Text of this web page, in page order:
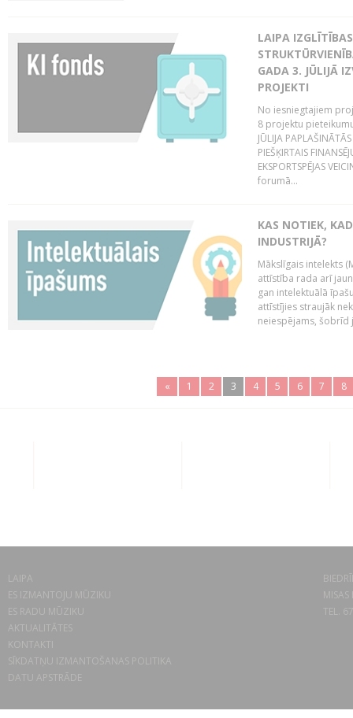
LAIPA
GADA 3. JŪLIJĀ
PROJEKTI
No iesniegtajiem
8 projektu
JŪLIJA
PIEŠĶIRTAIS
EKSPORTSPĒJAS
forumā...
KAS NOTIEK,
INDUSTRIJĀ?
Mākslīgais intelekts
attīstība rada arī
gan intelektuālā
attīstījies straujāk
neiespējams, šobrīd
« 1 2 3 4 5 6 7 8
LAIPA
ES IZMANTOJU MŪZIKU
ES RADU MŪZIKU
AKTUALITĀTES
KONTAKTI
SĪKDATŅU IZMANTOŠANAS POLITIKA
DATU APSTRĀDE
TEL.